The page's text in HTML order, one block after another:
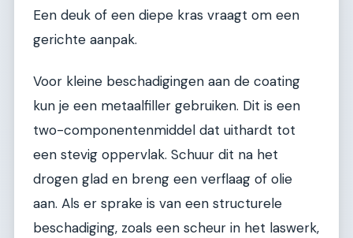
Een deuk of een diepe kras vraagt om een
gerichte aanpak.
Voor kleine beschadigingen aan de coating
kun je een metaalfiller gebruiken. Dit is een
two-componentenmiddel dat uithardt tot
een stevig oppervlak. Schuur dit na het
drogen glad en breng een verflaag of olie
aan. Als er sprake is van een structurele
beschadiging, zoals een scheur in het laswerk,